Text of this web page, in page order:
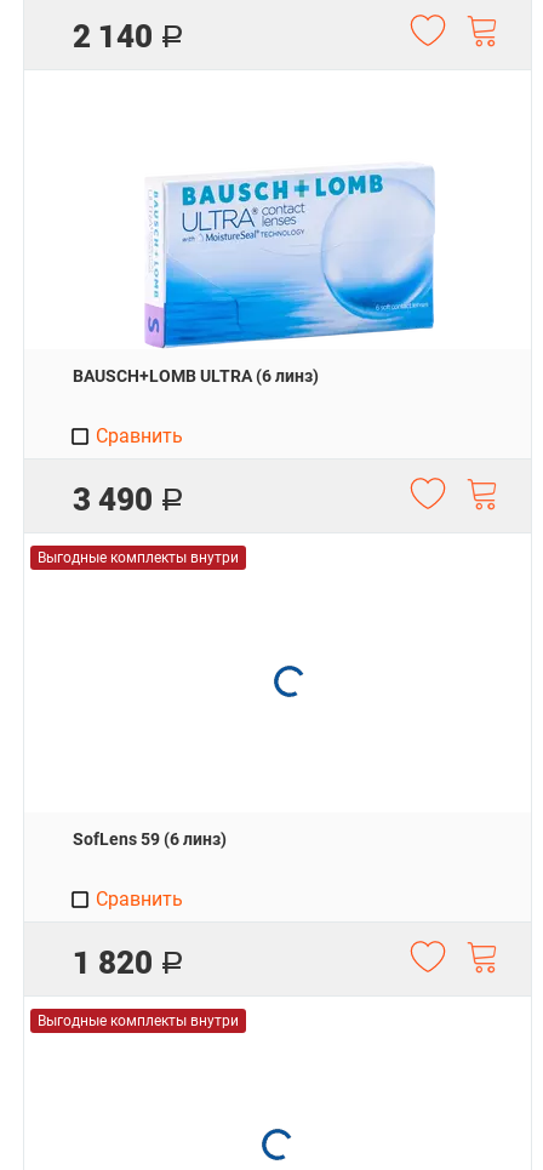
2 140 Р
BAUSCH+LOMB ULTRA (6 линз)
3 490 Р
Сравнить
Выгодные комплекты внутри
SofLens 59 (6 линз)
1 820 Р
Сравнить
Выгодные комплекты внутри